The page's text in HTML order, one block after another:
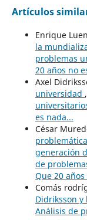
Artículos
Enrique
la
problemas
20 años no
Axel
universidad ,
es nada...
César
generación
de
Que 20
Comás
Didriksson y
Análisis de